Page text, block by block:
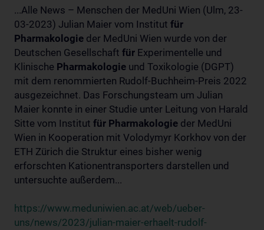
...Alle News – Menschen der MedUni Wien (Ulm, 23-
03-2023) Julian Maier vom Institut für
Pharmakologie der MedUni Wien wurde von der
Deutschen Gesellschaft für Experimentelle und
Klinische Pharmakologie und Toxikologie (DGPT)
mit dem renommierten Rudolf-Buchheim-Preis 2022
ausgezeichnet. Das Forschungsteam um Julian
Maier konnte in einer Studie unter Leitung von Harald
Sitte vom Institut für Pharmakologie der MedUni
Wien in Kooperation mit Volodymyr Korkhov von der
ETH Zürich die Struktur eines bisher wenig
erforschten Kationentransporters darstellen und
untersuchte außerdem...
https://www.meduniwien.ac.at/web/ueber-
uns/news/2023/julian-maier-erhaelt-rudolf-